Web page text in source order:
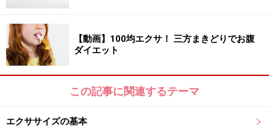
横向きに寝ながら出来る「スクイーズ&リ
フト」
クッションや枕などを使い、両脚で押しつぶし（スクイ
ーズ）しながら上げる（リフト）、横向きに寝てテレビ
などを見ながらでも出来る内ももシェイプ法です。
【動画】100均エクサ！ 三方まきどりでお腹
ダイエット
この記事に関連するテーマ
エクササイズの基本